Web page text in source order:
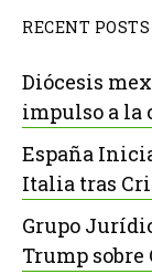
RECENT POSTS
Diócesis
impulso a la
España
Italia tras
Grupo
Trump